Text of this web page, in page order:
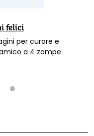
felici
per curare e
proprio amico a 4 zampe